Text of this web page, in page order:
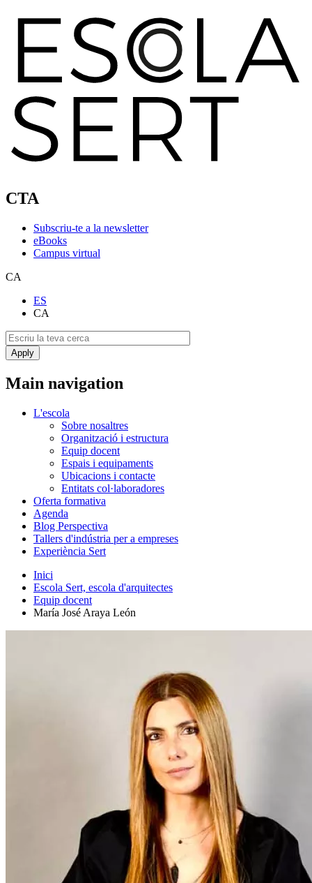
CTA
Subscriu-te a la newsletter
eBooks
Campus virtual
CA
ES
CA
Main navigation
L'escola
Sobre nosaltres
Organització i estructura
Equip docent
Espais i equipaments
Ubicacions i contacte
Entitats col·laboradores
Oferta formativa
Agenda
Blog Perspectiva
Tallers d'indústria per a empreses
Experiència Sert
Inici
Escola Sert, escola d'arquitectes
Equip docent
María José Araya León